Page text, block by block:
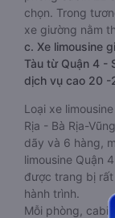
chọn. Trong
xe giường nằm
c. Xe limousine
Tàu từ Quận 4 -
dịch vụ cao 20 -
Loại xe
Rịa - Bà Rịa-
dãy và 6 hàng,
limousine Quận
được trang bị
hành trình.
Mỗi phòng,